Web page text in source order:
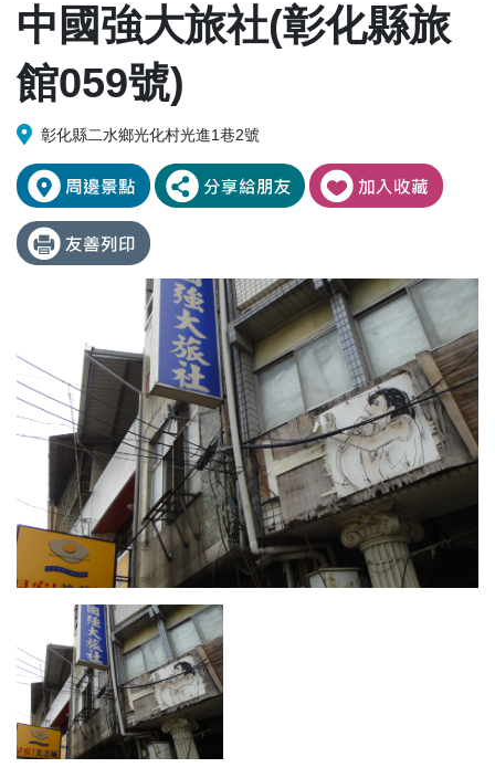
中國強大旅社(彰化縣旅
館059號)
彰化縣二水鄉光化村光進1巷2號